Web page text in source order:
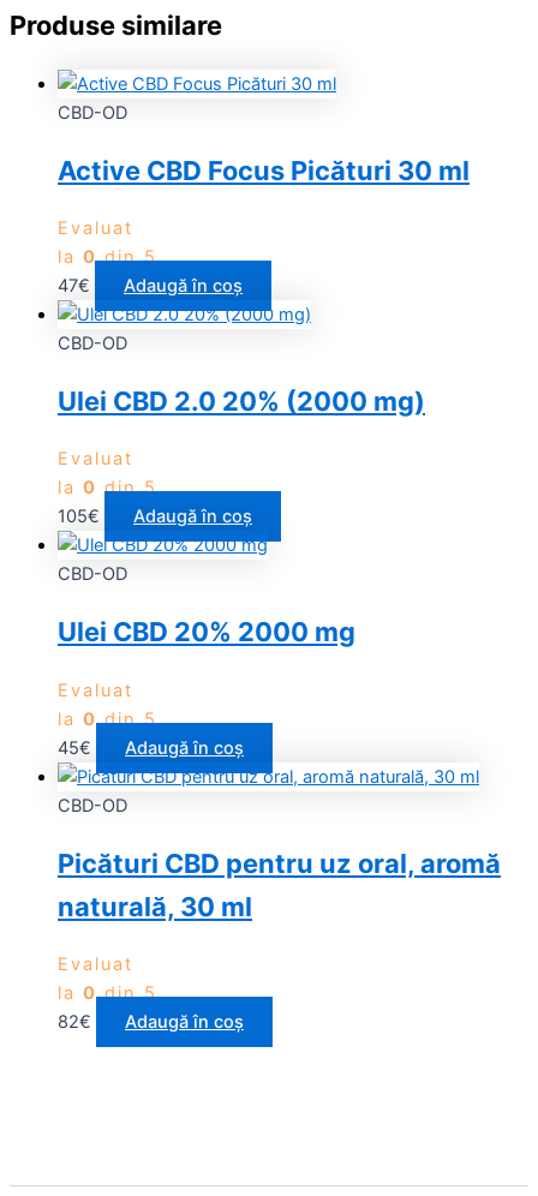
Produse similare
CBD-OD
Active CBD Focus Picături 30 ml
Evaluat
la 0din 5
47€ Adaugă în coș
CBD-OD
Ulei CBD 2.0 20% (2000 mg)
Evaluat
la 0 din 5
105€ Adaugă în coș
CBD-OD
Ulei CBD 20% 2000 mg
Evaluat
la 0din 5
45€ Adaugă în coș
CBD-OD
Picături CBD pentru uz oral, aromă
naturală, 30 ml
Evaluat
la 0din 5
82€ Adaugă în coș